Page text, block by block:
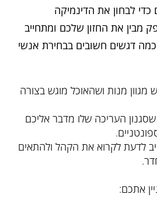
לבחון את הדינמיקה
מבין את החזון שלכם ומתחייב
דגשים חשובים בבחירת אנשי
מגוון מנות ושהאוכל מוגש בצורה
העריכה שלו מדבר אליכם
לדעת לקרוא את הקהל ולהתאים
אתכם: